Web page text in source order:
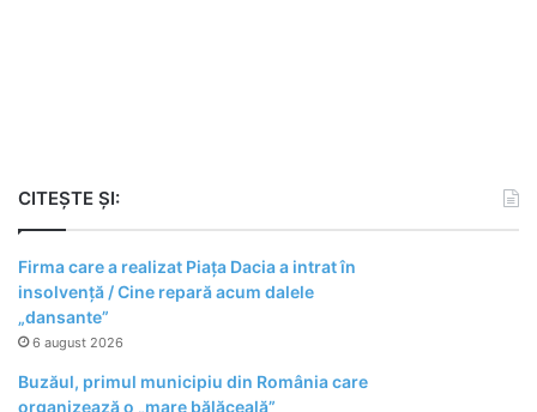
CITEȘTE ȘI:
Firma care a realizat Piața Dacia a intrat în
insolvență / Cine repară acum dalele
„dansante”
6 august 2026
Buzăul, primul municipiu din România care
organizează o „mare bălăceală”